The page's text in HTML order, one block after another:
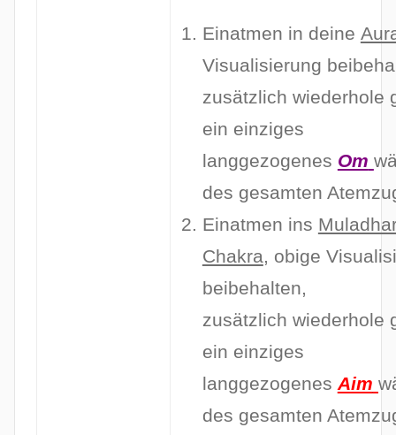
Einatmen in deine
Visualisierung
zusätzlich wiederhole
ein einziges
langgezogenes Om
des gesamten
Einatmen ins
Chakra, obige
beibehalten,
zusätzlich wiederhole
ein einziges
langgezogenes Aim
des gesamten